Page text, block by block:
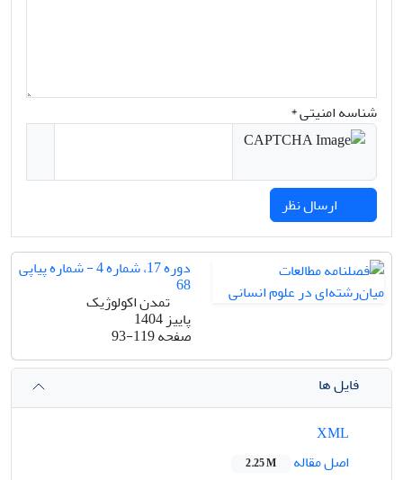
شناسه امنیتی *
دوره 17، شماره 4 - شماره پیاپی
68
تمدن اکولوژیک
پاییز 1404
صفحه93-119
فایل ها
اصل مقاله
2.25 M